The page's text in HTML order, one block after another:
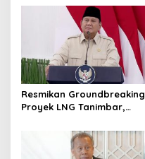
Ekonomi Lokal
Resmikan Groundbreaking
Proyek LNG Tanimbar,
Nantikan 28 Tahun